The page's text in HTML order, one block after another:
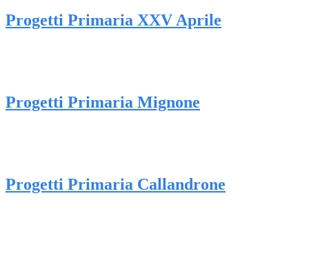
Progetti Primaria XXV Aprile
Progetti Primaria Mignone
Progetti Primaria Callandrone